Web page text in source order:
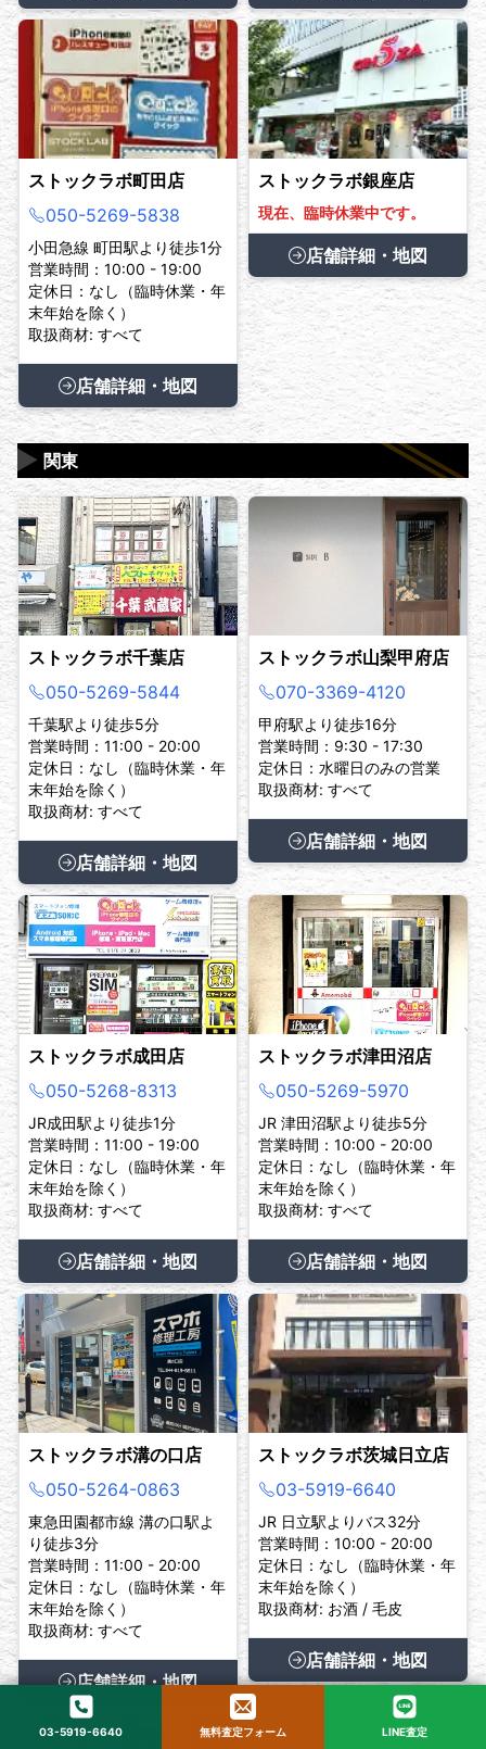
ストックラボ町田店
050-5269-5838
小田急線 町田駅より徒歩1分
営業時間：10:00 - 19:00
定休日：なし（臨時休業・年
末年始を除く）
取扱商材: すべて
店舗詳細・地図
ストックラボ銀座店
現在、臨時休業中です。
店舗詳細・地図
関東
▶
ストックラボ千葉店
050-5269-5844
千葉駅より徒歩5分
営業時間：11:00 - 20:00
定休日：なし（臨時休業・年
末年始を除く）
取扱商材: すべて
店舗詳細・地図
ストックラボ山梨甲府店
070-3369-4120
甲府駅より徒歩16分
営業時間：9:30 - 17:30
定休日：水曜日のみの営業
取扱商材: すべて
店舗詳細・地図
ストックラボ成田店
050-5268-8313
JR成田駅より徒歩1分
営業時間：11:00 - 19:00
定休日：なし（臨時休業・年
末年始を除く）
取扱商材: すべて
店舗詳細・地図
ストックラボ津田沼店
050-5269-5970
JR 津田沼駅より徒歩5分
営業時間：10:00 - 20:00
定休日：なし（臨時休業・年
末年始を除く）
取扱商材: すべて
店舗詳細・地図
ストックラボ溝の口店
050-5264-0863
東急田園都市線 溝の口駅よ
り徒歩3分
営業時間：11:00 - 20:00
定休日：なし（臨時休業・年
末年始を除く）
取扱商材: すべて
店舗詳細・地図
ストックラボ茨城日立店
03-5919-6640
JR 日立駅よりバス32分
営業時間：10:00 - 20:00
定休日：なし（臨時休業・年
末年始を除く）
取扱商材: お酒 / 毛皮
店舗詳細・地図
03-5919-6640 無料査定フォーム LINE査定